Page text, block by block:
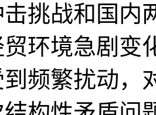
挑战和国内
贸环境急剧变
频繁扰动，